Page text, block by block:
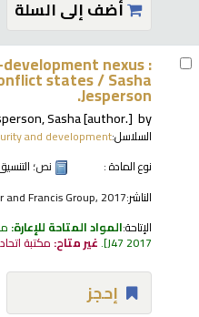
أضف إلى السلة
nexus :
states /Sasha
Jesperson.
by
Sasha[author.]
السلاسل:and development
نوع المادة :
نص؛
الناشر:and Francis Group, 2017
الإتاحة:المواد المتاحة للإعارة:
J47 2017
.غير متاح: مكتبة
إحجز